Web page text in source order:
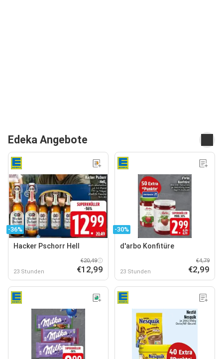
Edeka Angebote
-36%
Hacker Pschorr Hell
23 Stunden
€20,49
€12,99
-30%
d'arbo Konfitüre
23 Stunden
€4,79
€2,99